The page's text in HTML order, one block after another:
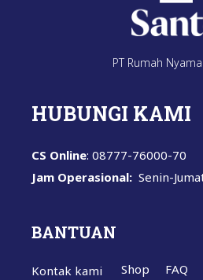
PT Rumah
HUBUNGI KAMI
CS Online: 08777-76000-70
Jam Operasional: Senin-
BANTUAN
Kontak kami Shop FAQ